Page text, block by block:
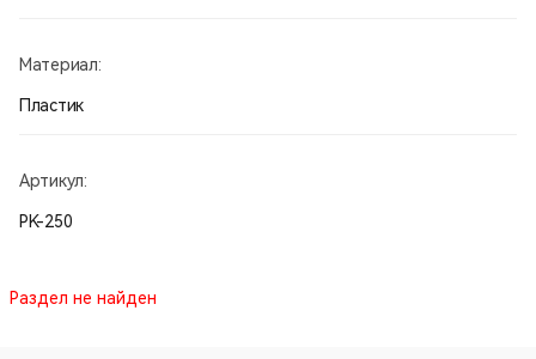
Материал:
Пластик
Артикул:
PK-250
Раздел не найден